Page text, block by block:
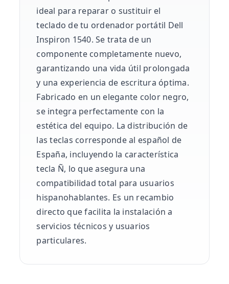
ideal para reparar o sustituir el
teclado de tu ordenador portátil Dell
Inspiron 1540. Se trata de un
componente completamente nuevo,
garantizando una vida útil prolongada
y una experiencia de escritura óptima.
Fabricado en un elegante color negro,
se integra perfectamente con la
estética del equipo. La distribución de
las teclas corresponde al español de
España, incluyendo la característica
tecla Ñ, lo que asegura una
compatibilidad total para usuarios
hispanohablantes. Es un recambio
directo que facilita la instalación a
servicios técnicos y usuarios
particulares.